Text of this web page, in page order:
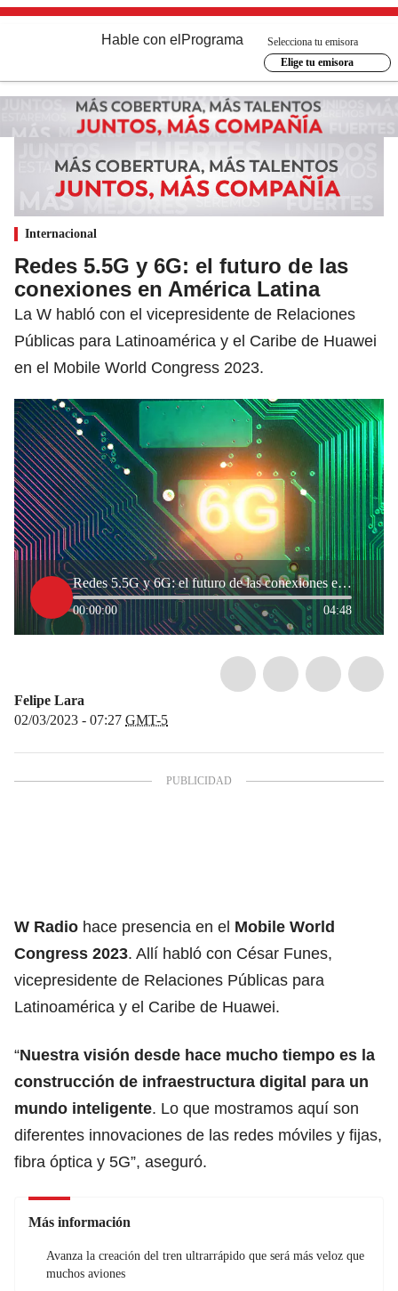
Hable con el Programa
Selecciona tu emisora
Elige tu emisora
Internacional
Redes 5.5G y 6G: el futuro de las
conexiones en América Latina
La W habló con el vicepresidente de Relaciones
Públicas para Latinoamérica y el Caribe de Huawei
en el Mobile World Congress 2023.
Redes 5.5G y 6G: el futuro de las conexiones en América Latina
00:00:00 04:48
Felipe Lara
02/03/2023 - 07:27 GMT-5
W Radio hace presencia en el Mobile World
Congress 2023. Allí habló con César Funes,
vicepresidente de Relaciones Públicas para
Latinoamérica y el Caribe de Huawei.
“Nuestra visión desde hace mucho tiempo es la
construcción de infraestructura digital para un
mundo inteligente. Lo que mostramos aquí son
diferentes innovaciones de las redes móviles y fijas,
fibra óptica y 5G”, aseguró.
Más información
Avanza la creación del tren ultrarrápido que será más veloz que
muchos aviones